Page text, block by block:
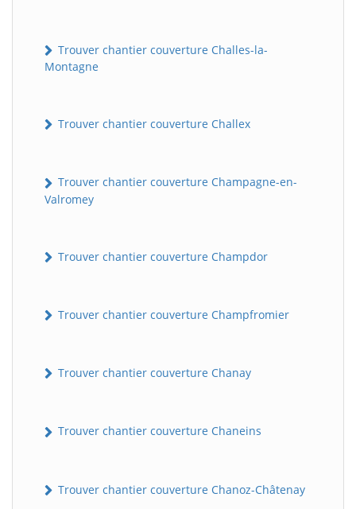
Trouver chantier couverture Challes-la-
Montagne
Trouver chantier couverture Challex
Trouver chantier couverture Champagne-en-
Valromey
Trouver chantier couverture Champdor
Trouver chantier couverture Champfromier
Trouver chantier couverture Chanay
Trouver chantier couverture Chaneins
Trouver chantier couverture Chanoz-Châtenay